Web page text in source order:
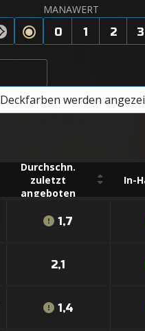
MANAWERT
0
1 2 3
werden
Durchschn.
zuletzt
angeboten
In-
1,7
2,1
1,4